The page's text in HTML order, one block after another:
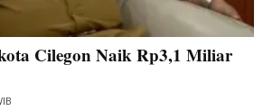
Cilegon Naik Rp3,1 Miliar